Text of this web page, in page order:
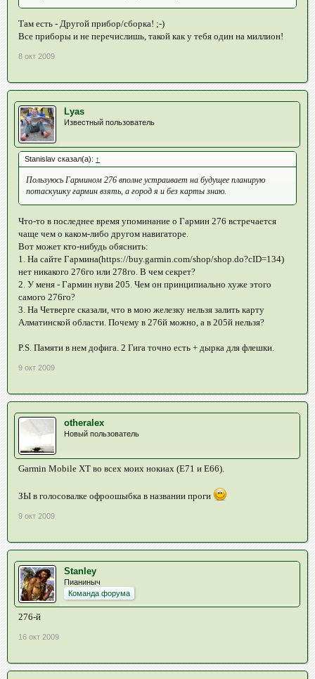
Там есть - Другой прибор/сборка! ;-)
Все приборы и не перечислишь, такой как у тебя один на миллион!
8 окт 2009
Lyas
Известный пользователь
Stanislav сказал(а): ↑
Пользуюсь Гармином 276 вполне устраивает на будущее планирую
потаскушку гармин взять, а город я и без карты знаю.
Что-то в последнее время упоминание о Гармин 276 встречается
чаще чем о каком-либо другом навигаторе.
Вот может кто-нибудь обяснить:
1. На сайте Гармина(https://buy.garmin.com/shop/shop.do?cID=134)
нет никакого 276го или 278го. В чем секрет?
2. У меня - Гармин нуви 205. Чем он принципиально хуже этого
самого 276го?
3. На Четверге сказали, что в мою железку нельзя залить карту
Алматинской области. Почему в 276й можно, а в 205й нельзя?
P.S. Памяти в нем дофига. 2 Гига точно есть + дырка для флешки.
9 окт 2009
otheralex
Новый пользователь
Garmin Mobile XT во всех моих нокиах (Е71 и Е66).
ЗЫ в голосовалке офроошыбка в названии проги
9 окт 2009
Stanley
Пианиныч
Команда форума
276-й
16 окт 2009